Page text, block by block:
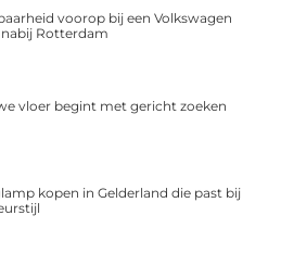
voorop bij een Volkswagen
Rotterdam
vloer begint met gericht zoeken
kopen in Gelderland die past bij